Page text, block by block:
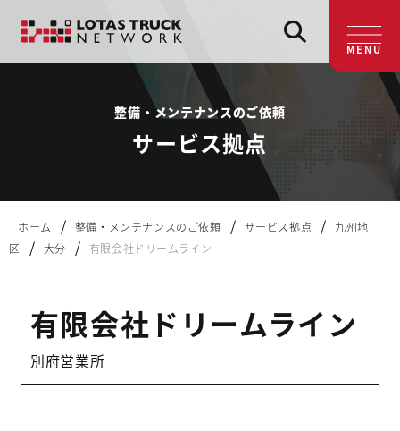
MENU
整備・メンテナンスのご依頼
サービス拠点
ホーム / 整備・メンテナンスのご依頼 / サービス拠点 /
九州地
区
/ 大分 / 有限会社ドリームライン
有限会社ドリームライン
別府営業所